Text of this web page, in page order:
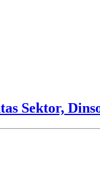
Sektor,